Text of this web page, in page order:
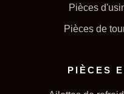
Pièces
Pièces de
PIÈCES